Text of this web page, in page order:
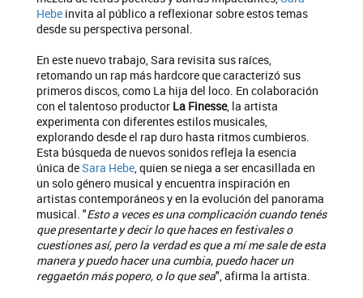
Hebe invita al público a reflexionar sobre estos temas
desde su perspectiva personal.
En este nuevo trabajo, Sara revisita sus raíces,
retomando un rap más hardcore que caracterizó sus
primeros discos, como La hija del loco. En colaboración
con el talentoso productor La Finesse, la artista
experimenta con diferentes estilos musicales,
explorando desde el rap duro hasta ritmos cumbieros.
Esta búsqueda de nuevos sonidos refleja la esencia
única deSara Hebe, quien se niega a ser encasillada en
un solo género musical y encuentra inspiración en
artistas contemporáneos y en la evolución del panorama
musical. "Esto a veces es una complicación cuando tenés
que presentarte y decir lo que haces en festivales o
cuestiones así, pero la verdad es que a mí me sale de esta
manera y puedo hacer una cumbia, puedo hacer un
reggaetón más popero, o lo que sea", afirma la artista.